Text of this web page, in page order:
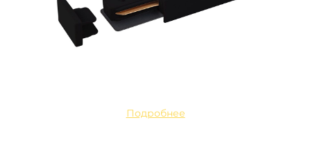
Подробнее